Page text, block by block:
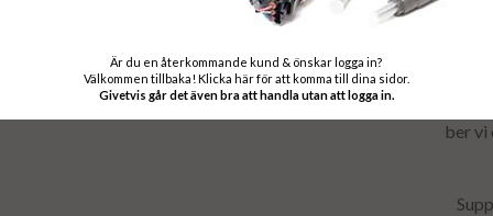
Alla våra
produkter
ber vi
Är du en återkommande kund & önskar logga in?
Välkommen tillbaka! Klicka här för att komma till dina sidor.
Givetvis går det även bra att handla utan att logga in.